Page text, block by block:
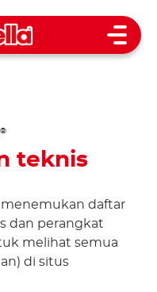
Open
®
teknis
menemukan daftar
dan perangkat
melihat semua
di situs